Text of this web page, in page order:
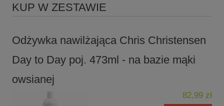
KUP W ZESTAWIE
Odżywka nawilżająca Chris Christensen
Day to Day poj. 473ml - na bazie mąki
owsianej
82,99 zł